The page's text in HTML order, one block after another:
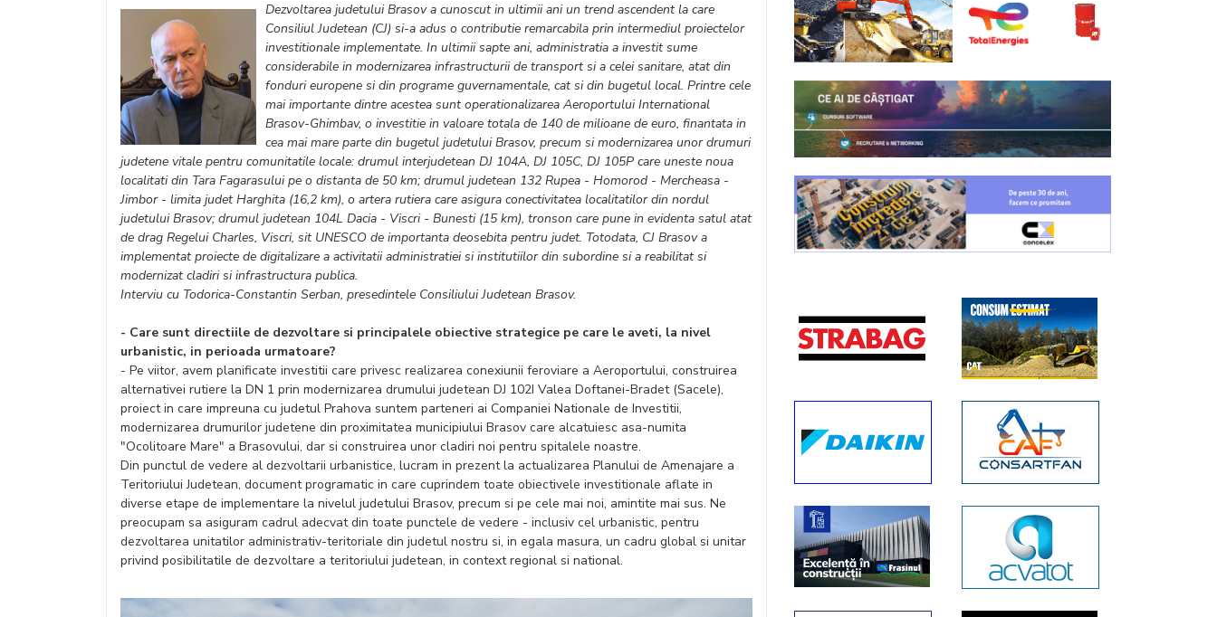
Dezvoltarea judetului Brasov a cunoscut in ultimii ani un trend ascendent la care
Consiliul Judetean (CJ) si-a adus o contributie remarcabila prin intermediul proiectelor
investitionale implementate. In ultimii sapte ani, administratia a investit sume
considerabile in modernizarea infrastructurii de transport si a celei sanitare, atat din
fonduri europene si din programe guvernamentale, cat si din bugetul local. Printre cele
mai importante dintre acestea sunt operationalizarea Aeroportului International
Brasov-Ghimbav, o investitie in valoare totala de 140 de milioane de euro, finantata in
cea mai mare parte din bugetul judetului Brasov, precum si modernizarea unor drumuri
judetene vitale pentru comunitatile locale: drumul interjudetean DJ 104A, DJ 105C, DJ 105P care uneste noua
localitati din Tara Fagarasului pe o distanta de 50 km; drumul judetean 132 Rupea - Homorod - Mercheasa -
Jimbor - limita judet Harghita (16,2 km), o artera rutiera care asigura conectivitatea localitatilor din nordul
judetului Brasov; drumul judetean 104L Dacia - Viscri - Bunesti (15 km), tronson care pune in evidenta satul atat
de drag Regelui Charles, Viscri, sit UNESCO de importanta deosebita pentru judet. Totodata, CJ Brasov a
implementat proiecte de digitalizare a activitatii administratiei si institutiilor din subordine si a reabilitat si
modernizat cladiri si infrastructura publica.
Interviu cu Todorica-Constantin Serban, presedintele Consiliului Judetean Brasov.
- Care sunt directiile de dezvoltare si principalele obiective strategice pe care le aveti, la nivel
urbanistic, in perioada urmatoare?
- Pe viitor, avem planificate investitii care privesc realizarea conexiunii feroviare a Aeroportului, construirea
alternativei rutiere la DN 1 prin modernizarea drumului judetean DJ 102I Valea Doftanei-Bradet (Sacele),
proiect in care impreuna cu judetul Prahova suntem parteneri ai Companiei Nationale de Investitii,
modernizarea drumurilor judetene din proximitatea municipiului Brasov care alcatuiesc asa-numita
"Ocolitoare Mare" a Brasovului, dar si construirea unor cladiri noi pentru spitalele noastre.
Din punctul de vedere al dezvoltarii urbanistice, lucram in prezent la actualizarea Planului de Amenajare a
Teritoriului Judetean, document programatic in care cuprindem toate obiectivele investitionale aflate in
diverse etape de implementare la nivelul judetului Brasov, precum si pe cele mai noi, amintite mai sus. Ne
preocupam sa asiguram cadrul adecvat din toate punctele de vedere - inclusiv cel urbanistic, pentru
dezvoltarea unitatilor administrativ-teritoriale din judetul nostru si, in egala masura, un cadru global si unitar
privind posibilitatile de dezvoltare a teritoriului judetean, in context regional si national.